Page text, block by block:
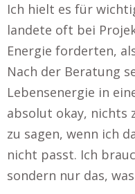
Ich hielt es für
landete oft bei
Energie forderten,
Nach der Beratung
Lebensenergie in
absolut okay, nichts
zu sagen, wenn ich
nicht passt. Ich
sondern nur das,